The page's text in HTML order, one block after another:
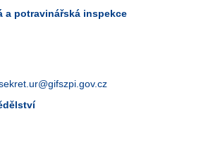
a potravinářská inspekce